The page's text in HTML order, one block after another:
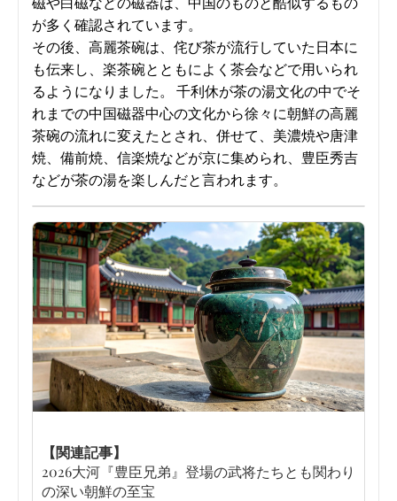
が多く確認されています。
その後、高麗茶碗は、侘び茶が流行していた日本に
も伝来し、楽茶碗とともによく茶会などで用いられ
るようになりました。 千利休が茶の湯文化の中でそ
れまでの中国磁器中心の文化から徐々に朝鮮の高麗
茶碗の流れに変えたとされ、併せて、美濃焼や唐津
焼、備前焼、信楽焼などが京に集められ、豊臣秀吉
などが茶の湯を楽しんだと言われます。
【関連記事】
2026大河『豊臣兄弟』登場の武将たちとも関わり
の深い朝鮮の至宝